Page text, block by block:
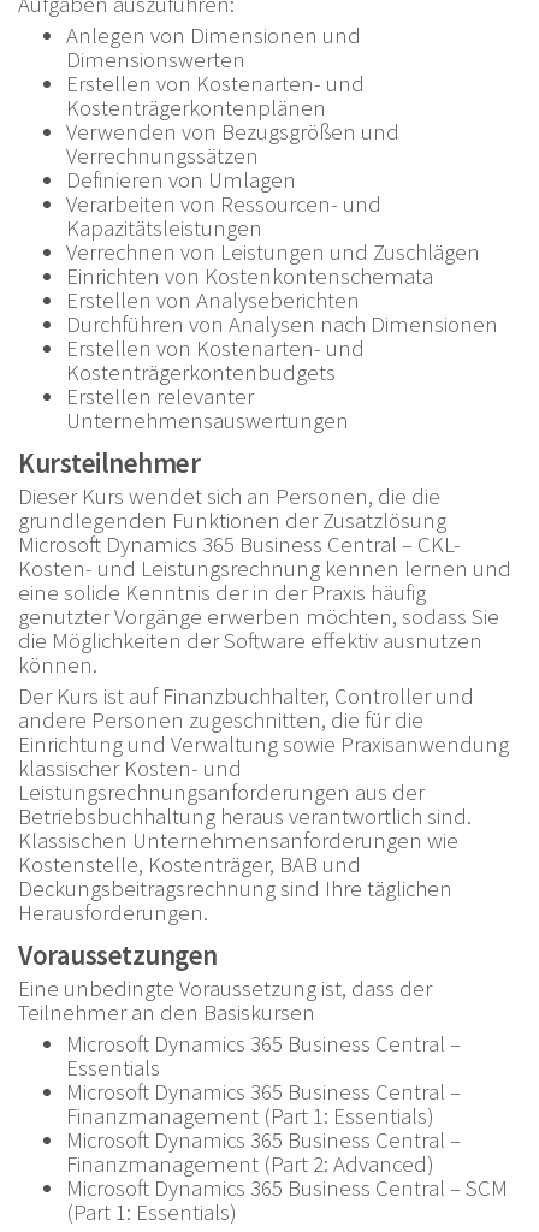
Anlegen von Dimensionen und
Dimensionswerten
Erstellen von Kostenarten- und
Kostenträgerkontenplänen
Verwenden von Bezugsgrößen und
Verrechnungssätzen
Definieren von Umlagen
Verarbeiten von Ressourcen- und
Kapazitätsleistungen
Verrechnen von Leistungen und Zuschlägen
Einrichten von Kostenkontenschemata
Erstellen von Analyseberichten
Durchführen von Analysen nach Dimensionen
Erstellen von Kostenarten- und
Kostenträgerkontenbudgets
Erstellen relevanter
Unternehmensauswertungen
Kursteilnehmer
Dieser Kurs wendet sich an Personen, die die
grundlegenden Funktionen der Zusatzlösung
Microsoft Dynamics 365 Business Central – CKL-
Kosten- und Leistungsrechnung kennen lernen und
eine solide Kenntnis der in der Praxis häufig
genutzter Vorgänge erwerben möchten, sodass Sie
die Möglichkeiten der Software effektiv ausnutzen
können.
Der Kurs ist auf Finanzbuchhalter, Controller und
andere Personen zugeschnitten, die für die
Einrichtung und Verwaltung sowie Praxisanwendung
klassischer Kosten- und
Leistungsrechnungsanforderungen aus der
Betriebsbuchhaltung heraus verantwortlich sind.
Klassischen Unternehmensanforderungen wie
Kostenstelle, Kostenträger, BAB und
Deckungsbeitragsrechnung sind Ihre täglichen
Herausforderungen.
Voraussetzungen
Eine unbedingte Voraussetzung ist, dass der
Teilnehmer an den Basiskursen
Microsoft Dynamics 365 Business Central –
Essentials
Microsoft Dynamics 365 Business Central –
Finanzmanagement (Part 1: Essentials)
Microsoft Dynamics 365 Business Central –
Finanzmanagement (Part 2: Advanced)
Microsoft Dynamics 365 Business Central – SCM
(Part 1: Essentials)